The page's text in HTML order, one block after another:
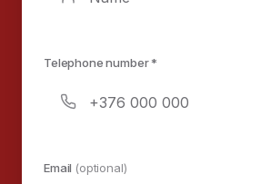
Telephone number *
Email (optional)